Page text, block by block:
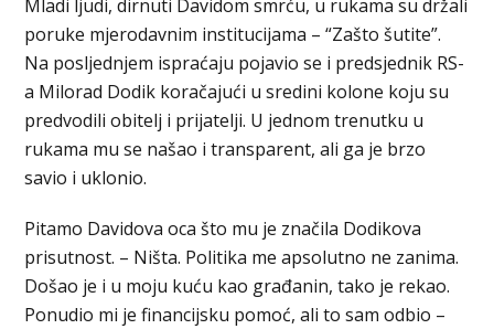
Mladi ljudi, dirnuti Davidom smrću, u rukama su držali
poruke mjerodavnim institucijama – “Zašto šutite”.
Na posljednjem ispraćaju pojavio se i predsjednik RS-
a Milorad Dodik koračajući u sredini kolone koju su
predvodili obitelj i prijatelji. U jednom trenutku u
rukama mu se našao i transparent, ali ga je brzo
savio i uklonio.
Pitamo Davidova oca što mu je značila Dodikova
prisutnost. – Ništa. Politika me apsolutno ne zanima.
Došao je i u moju kuću kao građanin, tako je rekao.
Ponudio mi je financijsku pomoć, ali to sam odbio –